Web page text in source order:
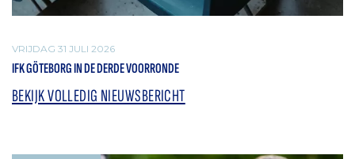
VRIJDAG 31 JULI 2026
IFK GÖTEBORG IN DE DERDE VOORRONDE
BEKIJK VOLLEDIG NIEUWSBERICHT